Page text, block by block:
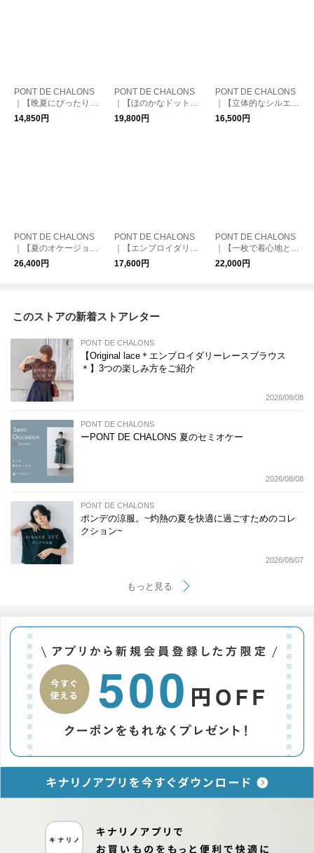
PONT DE CHALONS
｜【晩夏にぴったりな
シアー素材】シアーバ
ックカットドットボウ
14,850円
PONT DE CHALONS
｜【ほのかなドットが
上品な、晩夏に活躍す
る♪】ORIGINAL DOT
19,800円
PONT DE CHALONS
｜【立体的なシルエッ
トを美しくキープする
素材】メモリータフタ
16,500円
PONT DE CHALONS
｜【夏のオケージョン
シーンにぴったり】3
WAYサマーオケージ
26,400円
PONT DE CHALONS
｜【エンブロイダリー
レースを贅沢にあしら
った華やぎブラウス】
17,600円
PONT DE CHALONS
｜【一枚で着心地と着
映えを叶えるワンピー
ス】メモリータフタド
22,000円
このストアの新着ストアレター
PONT DE CHALONS
【Original lace＊エンブロイダリーレースブラウス
＊】3つの楽しみ方をご紹介
2026/08/08
PONT DE CHALONS
ーPONT DE CHALONS 夏のセミオケー
2026/08/08
PONT DE CHALONS
ポンデの涼服。~灼熱の夏を快適に過ごすためのコレ
クション~
2026/08/07
もっと見る